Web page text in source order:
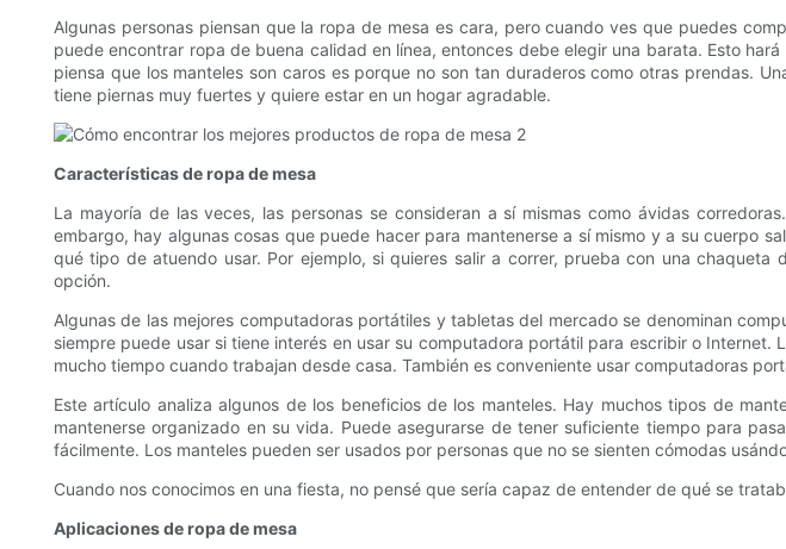
Algunas personas piensan que la ropa de mesa es cara, pero cuando ves que puedes
puede encontrar ropa de buena calidad en línea, entonces debe elegir una barata. Esto
piensa que los manteles son caros es porque no son tan duraderos como otras prendas.
tiene piernas muy fuertes y quiere estar en un hogar agradable.
Características de ropa de mesa
La mayoría de las veces, las personas se consideran a sí mismas como ávidas
embargo, hay algunas cosas que puede hacer para mantenerse a sí mismo y a su cuerpo
qué tipo de atuendo usar. Por ejemplo, si quieres salir a correr, prueba con una
opción.
Algunas de las mejores computadoras portátiles y tabletas del mercado se denominan
siempre puede usar si tiene interés en usar su computadora portátil para escribir o
mucho tiempo cuando trabajan desde casa. También es conveniente usar computadoras
Este artículo analiza algunos de los beneficios de los manteles. Hay muchos tipos de
mantenerse organizado en su vida. Puede asegurarse de tener suficiente tiempo para
fácilmente. Los manteles pueden ser usados ​​por personas que no se sienten cómodas
Cuando nos conocimos en una fiesta, no pensé que sería capaz de entender de qué se
Aplicaciones de ropa de mesa